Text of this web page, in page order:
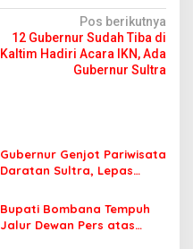
Pos berikutnya
12 Gubernur Sudah Tiba di
Kaltim Hadiri Acara IKN, Ada
Gubernur Sultra
Gubernur Genjot Pariwisata
Daratan Sultra, Lepas
Tiga Kabupaten Unggulan
Bupati Bombana Tempuh
Jalur Dewan Pers atas